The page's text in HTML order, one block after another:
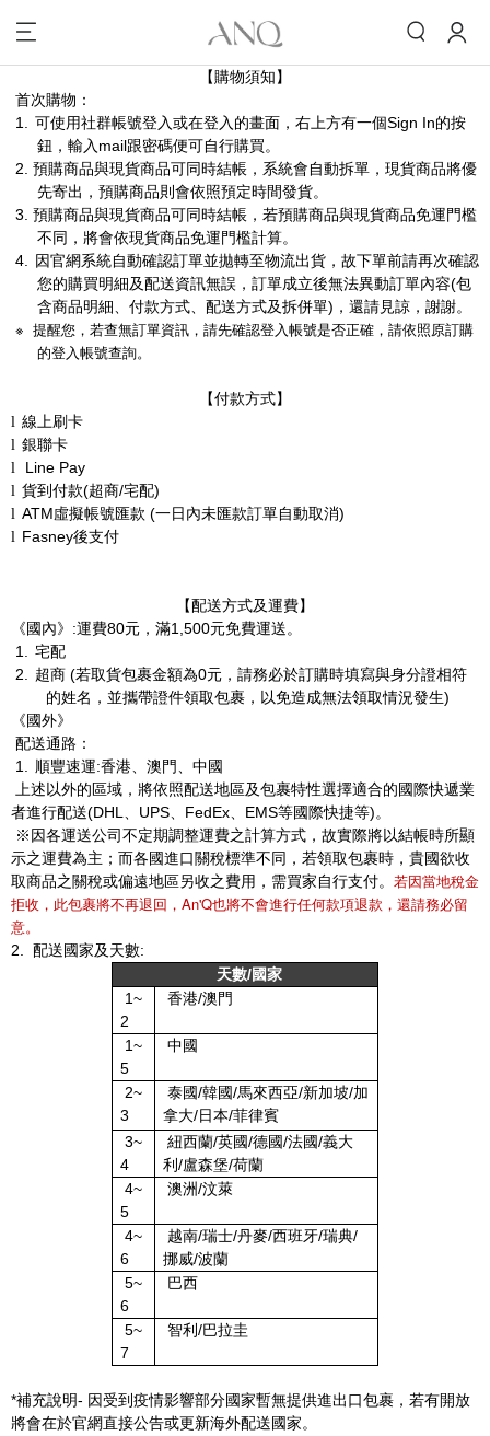
【購物須知】
首次購物：
1.
可使用社群帳號登入或在登入的畫面，右上方有一個Sign In的按
鈕，輸入 mail跟密碼便可自行購買。
2. 預購商品與現貨商品可同時結帳，系統會自動拆單，現貨商品將優
先寄出，預購商品則會依照預定時間發貨。
3. 預購商品與現貨商品可同時結帳，若預購商品與現貨商品免運門檻
不同，將會依現貨商品免運門檻計算。
4
因官網系統自動確認訂單並拋轉至物流出貨，故下單前請再次確認
您的購買明細及配送資訊無誤，訂單成立後無法異動訂單內容(包
含商品明細、付款方式、配送方式及拆併單) ，還請見諒，謝謝。
※ 提醒您，若查無訂單資訊，請先確認登入帳號是否正確，請依照原訂購
的登入帳號查詢。
【付款方式】
l 線上刷卡
l 銀聯卡
l Line Pay
l 貨到付款(超商/宅配)
l ATM虛擬帳號匯款 (一日內未匯款訂單自動取消)
l Fasney後支付
【配送方式及運費】
《國內》 :運費80元，滿1,500元免費運送。
1.
宅配
2.
超商 (若取貨包裹金額為0元，請務必於訂購時填寫與身分證相符
的姓名，並攜帶證件領取包裹，以免造成無法領取情況發生)
《國外》
配送通路：
1.
順豐速運:香港、澳門、中國
上述以外的區域，將依照配送地區及包裹特性選擇適合的國際快遞業
者進行配送(DHL UPS FedEx EMS等國際快捷等)。
※因各運送公司不定期調整運費之計算方式，故實際將以結帳時所顯
示之運費為主；而各國進口關稅標準不同，若領取包裹時，貴國欲收
取商品之關稅或偏遠地區另收之費用，需買家自行支付。 若因當地稅金
拒收，此包裹將不再退回，An'Q也將不會進行任何款項退款，還請務必留
意。
2. 配送國家及天數:
天數/國家
1~
2
香港/澳門
1~
5
中國
2~
3
泰國/韓國/馬來西亞/新加坡/加
拿大/日本/菲律賓
3~
4
紐西蘭/英國/德國/法國/義大
利/盧森堡/荷蘭
4~
5
澳洲/汶萊
4~
6
越南/瑞士/丹麥/西班牙/瑞典/
挪威/波蘭
5~
6
巴西
5~
7
智利/巴拉圭
*補充說明- 因受到疫情影響部分國家暫無提供進出口包裹，若有開放
將會在於官網直接公告或更新海外配送國家。